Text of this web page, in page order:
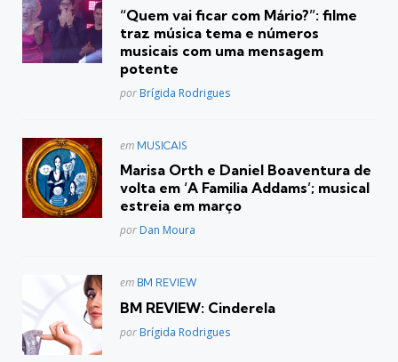
“Quem vai ficar com Mário?”: filme
traz música tema e números
musicais com uma mensagem
potente
Posted
por Brígida Rodrigues
Postado
em MUSICAIS
Marisa Orth e Daniel Boaventura de
volta em ‘A Familia Addams’; musical
estreia em março
Posted
por Dan Moura
Postado
em BM REVIEW
BM REVIEW: Cinderela
Posted
por Brígida Rodrigues